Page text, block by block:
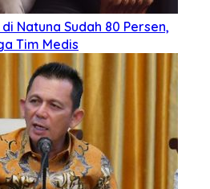
Natuna Sudah 80 Persen,
Tim Medis